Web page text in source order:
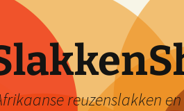
reuzenslakken